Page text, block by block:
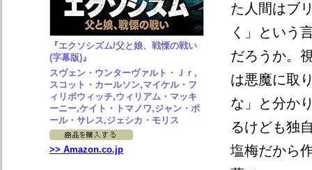
『エクソシズム/父と娘、戦慄の戦い
(字幕版)』
スヴェン・ウンターヴァルト・Ｊｒ,
スコット・カールソン,マイケル・フ
ィリポウィッチ,ウィリアム・マッキ
ーニー,ケイト・トマノワ,ジャン・ポ
ール・サレス,ジェシカ・モリス
>> Amazon.co.jp
た人間はブ
く」という
だろうか。
は悪魔に取
な」と分か
るけども独
塩梅だから